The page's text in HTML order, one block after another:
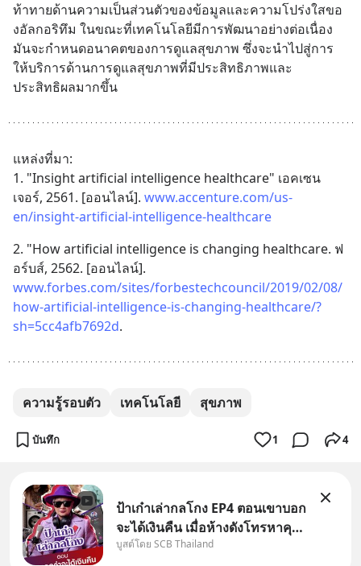
ท้าทายด้านความเป็นส่วนตัวของข้อมูลและความโปร่งใสขอ
งอัลกอริทึม ในขณะที่เทคโนโลยีมีการพัฒนาอย่างต่อเนื่อง
มันจะกำหนดอนาคตของการดูแลสุขภาพ ซึ่งจะนำไปสู่การ
ให้บริการด้านการดูแลสุขภาพที่มีประสิทธิภาพและ
ประสิทธิผลมากขึ้น
แหล่งที่มา:
1. "Insight artificial intelligence healthcare" เอคเซน
เจอร์, 2561. [ออนไลน์]. www.accenture.com/us-
en/insight-artificial-intelligence-healthcare
2. "How artificial intelligence is changing healthcare. ฟ
www.forbes.com/sites/forbestechcouncil/2019/02/08/
how-artificial-intelligence-is-changing-healthcare/?
sh=5cc4afb7692d.
ความรู้รอบตัว เทคโนโลยี สุขภาพ
บันทึก 1 4
ป้าเก๋าเล่ากลโกง EP4 ตอนเขาบอก
จะได้เงินคืน เมื่อห้างดังโทรหาคุณ
วิยะดา แจ้งเรื่องเคลมสินค้าแล้ว
บูสต์โดย SCB Thailand